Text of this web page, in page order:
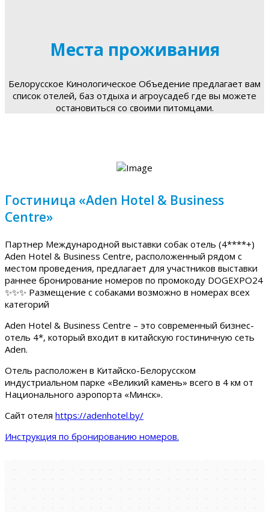
Места проживания
Белорусское Кинологическое Объедение предлагает вам
список отелей, баз отдыха и агроусадеб где вы можете
остановиться со своими питомцами.
Гостиница «Aden Hotel & Business
Centre»
Партнер Международной выставки собак отель (4****+)
Aden Hotel & Business Centre, расположенный рядом с
местом проведения, предлагает для участников выставки
раннее бронирование номеров по промокоду DOGEXPO24
✨✨✨ Размещение с собаками возможно в номерах всех
категорий
Aden Hotel & Business Centre – это современный бизнес-
отель 4*, который входит в китайскую гостиничную сеть
Aden.
Отель расположен в Китайско-Белорусском
индустриальном парке «Великий камень» всего в 4 км от
Национального аэропорта «Минск».
Сайт отеля https://adenhotel.by/
Инструкция по бронированию номеров.